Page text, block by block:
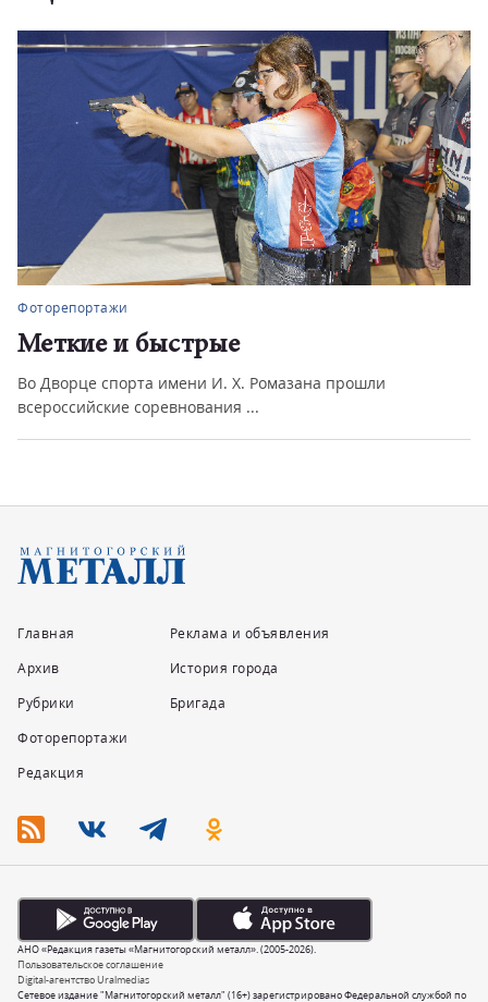
Фоторепортажи
Меткие и быстрые
Во Дворце спорта имени И. Х. Ромазана прошли
всероссийские соревнования ...
Главная
Архив
Рубрики
Фоторепортажи
Редакция
Реклама и объявления
История города
Бригада
Сетевое издание "Магнитогорский металл" (16+) зарегистрировано Федеральной службой по
Пользовательское соглашение
Digital-агентство Uralmedias
АНО «Редакция газеты «Магнитогорский металл». (2005-2026).